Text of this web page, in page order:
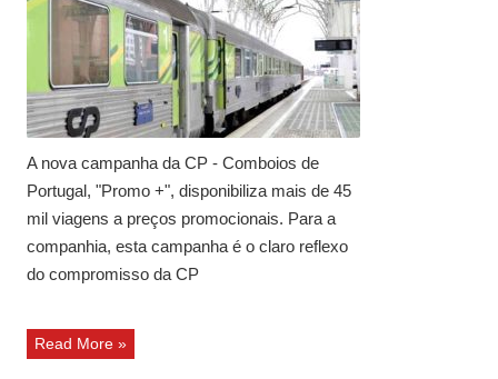
A nova campanha da CP - Comboios de
Portugal, "Promo +", disponibiliza mais de 45
mil viagens a preços promocionais. Para a
companhia, esta campanha é o claro reflexo
do compromisso da CP
Read More »